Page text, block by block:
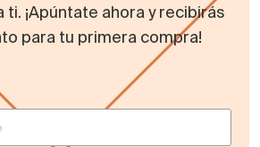
ti. ¡Apúntate ahora y recibirás
para tu primera compra!